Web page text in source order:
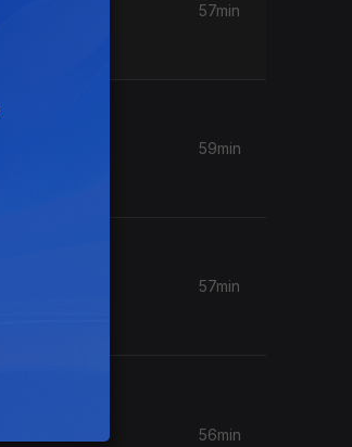
57min
59min
57min
56min